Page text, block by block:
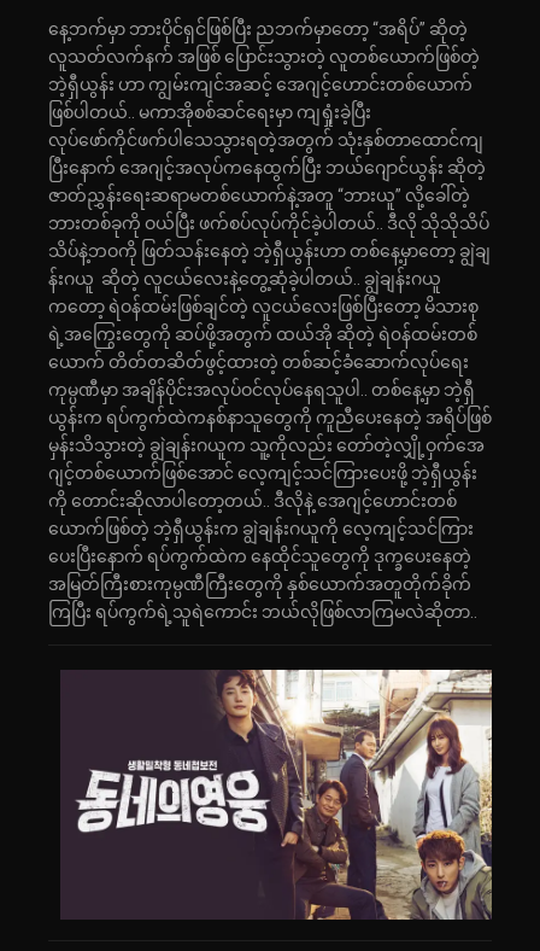
နေ့ဘက်မှာ ဘားပိုင်ရှင်ဖြစ်ပြီး ညဘက်မှာတော့ “အရိပ်” ဆိုတဲ့
လူသတ်လက်နက် အဖြစ် ပြောင်းသွားတဲ့ လူတစ်ယောက်ဖြစ်တဲ့
ဘဲ့ရှီယွန်း ဟာ ကျွမ်းကျင်အဆင့် အေဂျင့်ဟောင်းတစ်ယောက်
ဖြစ်ပါတယ်.. မကာအိုစစ်ဆင်ရေးမှာ ကျရှုံးခဲ့ပြီး
လုပ်ဖော်ကိုင်ဖက်ပါသေသွားရတဲ့အတွက် သုံးနှစ်တာထောင်ကျ
ပြီးနောက် အေဂျင့်အလုပ်ကနေထွက်ပြီး ဘယ်ဂျောင်ယွန်း ဆိုတဲ့
ဇာတ်ညွှန်းရေးဆရာမတစ်ယောက်နဲ့အတူ “ဘားယူ” လို့ခေါ်တဲ့
ဘားတစ်ခုကို ဝယ်ပြီး ဖက်စပ်လုပ်ကိုင်ခဲ့ပါတယ်.. ဒီလို သိုသိုသိပ်
သိပ်နဲ့ဘဝကို ဖြတ်သန်းနေတဲ့ ဘဲ့ရှီယွန်းဟာ တစ်နေ့မှာတော့ ချွဲချ
န်းဂယူ ဆိုတဲ့ လူငယ်လေးနဲ့တွေ့ဆုံခဲ့ပါတယ်.. ချွဲချန်းဂယူ
ကတော့ ရဲဝန်ထမ်းဖြစ်ချင်တဲ့ လူငယ်လေးဖြစ်ပြီးတော့ မိသားစု
ရဲ့အကြွေးတွေကို ဆပ်ဖို့အတွက် ထယ်အို ဆိုတဲ့ ရဲ၀န်ထမ်းတစ်
ယောက် တိတ်တဆိတ်ဖွင့်ထားတဲ့ တစ်ဆင့်ခံဆောက်လုပ်ရေး
ကုမ္ပဏီမှာ အချိန်ပိုင်းအလုပ်ဝင်လုပ်နေရသူပါ.. တစ်နေ့မှာ ဘဲ့ရှီ
ယွန်းက ရပ်ကွက်ထဲကနစ်နာသူတွေကို ကူညီပေးနေတဲ့ အရိပ်ဖြစ်
မှန်းသိသွားတဲ့ ချွဲချန်းဂယူက သူ့ကိုလည်း တော်တဲ့လျှို့ဝှက်အေ
ဂျင့်တစ်ယောက်ဖြစ်အောင် လေ့ကျင့်သင်ကြားပေးဖို့ ဘဲ့ရှီယွန်း
ကို တောင်းဆိုလာပါတော့တယ်.. ဒီလိုနဲ့ အေဂျင့်ဟောင်းတစ်
ယောက်ဖြစ်တဲ့ ဘဲ့ရှီယွန်းက ချွဲချန်းဂယူကို လေ့ကျင့်သင်ကြား
ပေးပြီးနောက် ရပ်ကွက်ထဲက နေထိုင်သူတွေကို ဒုက္ခပေးနေတဲ့
အမြတ်ကြီးစားကုမ္ပဏီကြီးတွေကို နှစ်ယောက်အတူတိုက်ခိုက်
ကြပြီး ရပ်ကွက်ရဲ့သူရဲကောင်း ဘယ်လိုဖြစ်လာကြမလဲဆိုတာ..